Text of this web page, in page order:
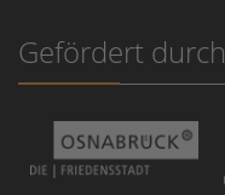
Gefördert durch